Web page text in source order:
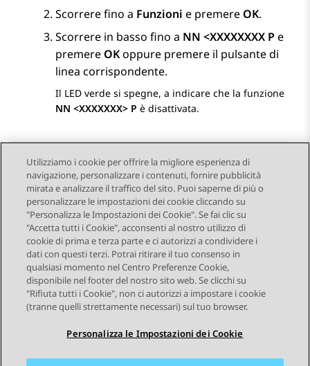
Scorrere fino a Funzioni e premere OK.
Scorrere in basso fino a NN <XXXXXXXX P e
premere OKoppure premere il pulsante di
linea corrispondente.
Il LED verde si spegne, a indicare che la funzione
NN <XXXXXXX> P è disattivata.
Send Feedback
Navigazione argomento
Argomento precedente Argomento successivo
STAY CONNECTED
Utilizziamo i cookie per offrire la migliore esperienza di
navigazione, personalizzare i contenuti, fornire pubblicità
mirata e analizzare il traffico del sito. Puoi saperne di più o
personalizzare le impostazioni dei cookie cliccando su
"Personalizza le Impostazioni dei Cookie". Se fai clic su
"Accetta tutti i Cookie", acconsenti al nostro utilizzo di
cookie di prima e terza parte e ci autorizzi a condividere i
dati con questi terzi. Potrai ritirare il tuo consenso in
qualsiasi momento nel Centro Preferenze Cookie,
disponibile nel footer del nostro sito web. Se clicchi su
"Rifiuta tutti i Cookie", non ci autorizzi a impostare i cookie
(tranne quelli strettamente necessari) sul tuo browser.
Personalizza le Impostazioni dei Cookie